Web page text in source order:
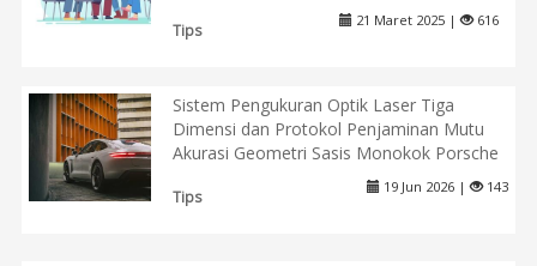
Tips
21 Maret 2025 | 616
Sistem Pengukuran Optik Laser Tiga
Dimensi dan Protokol Penjaminan Mutu
Akurasi Geometri Sasis Monokok Porsche
Tips
19 Jun 2026 | 143